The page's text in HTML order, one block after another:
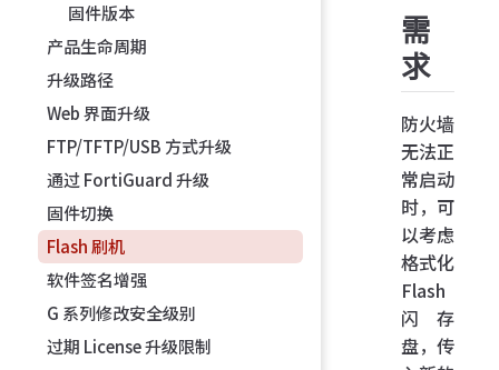
固件版本
产品生命周期
升级路径
Web 界面升级
FTP/TFTP/USB 方式升级
通过 FortiGuard 升级
固件切换
Flash 刷机
软件签名增强
G 系列修改安全级别
过期 License 升级限制
需
求
防火墙
无法正
常启动
时，可
以考虑
格式化
Flash
闪存
盘，传